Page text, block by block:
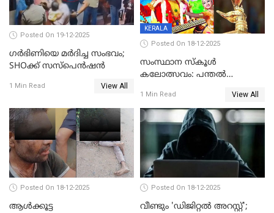
Posted On 19-12-2025
ഗര്‍ഭിണിയെ മർദിച്ച സംഭവം;
SHOക്ക് സസ്പെൻഷൻ
1 Min Read View All
KERALA
Posted On 18-12-2025
സംസ്ഥാന സ്കൂൾ
കലോത്സവം: പന്തൽ
1 Min Read View All
Posted On 18-12-2025
ആൾക്കൂട്ട
Posted On 18-12-2025
വീണ്ടും 'ഡിജിറ്റല്‍ അറസ്റ്റ്';